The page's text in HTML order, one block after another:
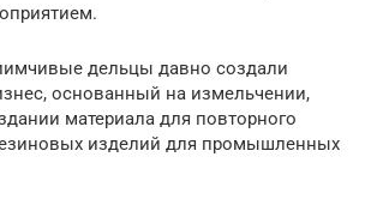
дельцы давно создали
основанный на измельчении,
материала для повторного
изделий для промышленных